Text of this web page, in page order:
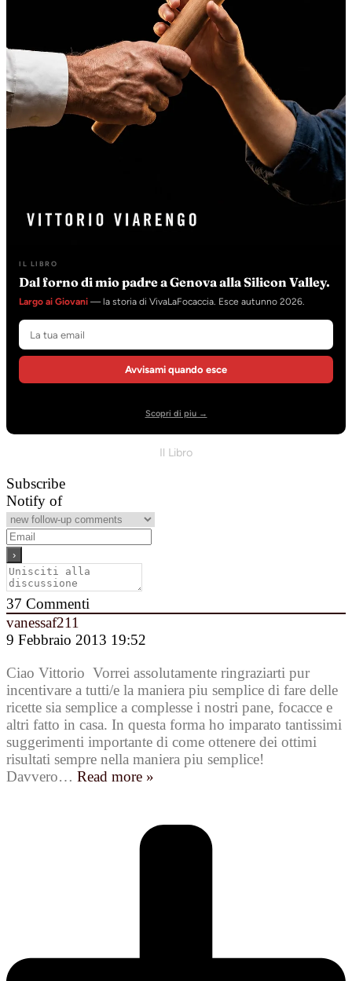
IL LIBRO
Dal forno di mio padre a Genova alla Silicon Valley.
Largo ai Giovani — la storia di VivaLaFocaccia. Esce autunno 2026.
Avvisami quando esce
Scopri di piu →
Il Libro
Subscribe
Notify of
37 Commenti
vanessaf211
9 Febbraio 2013 19:52
Ciao Vittorio Vorrei assolutamente ringraziarti pur
incentivare a tutti/e la maniera piu semplice di fare delle
ricette sia semplice a complesse i nostri pane, focacce e
altri fatto in casa. In questa forma ho imparato tantissimi
suggerimenti importante di come ottenere dei ottimi
risultati sempre nella maniera piu semplice!
Davvero… Read more »